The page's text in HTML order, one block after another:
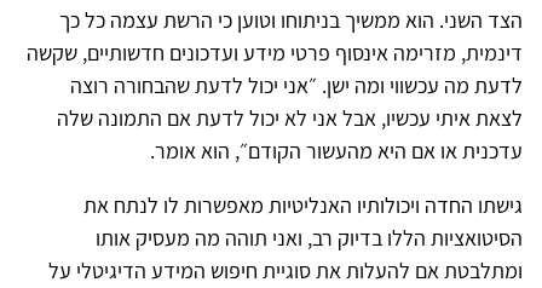
הצד השני. הוא ממשיך בניתוחו וטוען כי הרשת עצמה כל כך
דינמית, מזרימה אינסוף פרטי מידע ועדכונים חדשותיים, שקשה
לדעת מה עכשווי ומה ישן. ״אני יכול לדעת שהבחורה רוצה
לצאת איתי עכשיו, אבל אני לא יכול לדעת אם התמונה שלה
עדכנית או אם היא מהעשור הקודם״, הוא אומר.
גישתו החדה ויכולותיו האנליטיות מאפשרות לו לנתח את
הסיטואציות הללו בדיוק רב, ואני תוהה מה מעסיק אותו
ומתלבטת אם להעלות את סוגיית חיפוש המידע הדיגיטלי על